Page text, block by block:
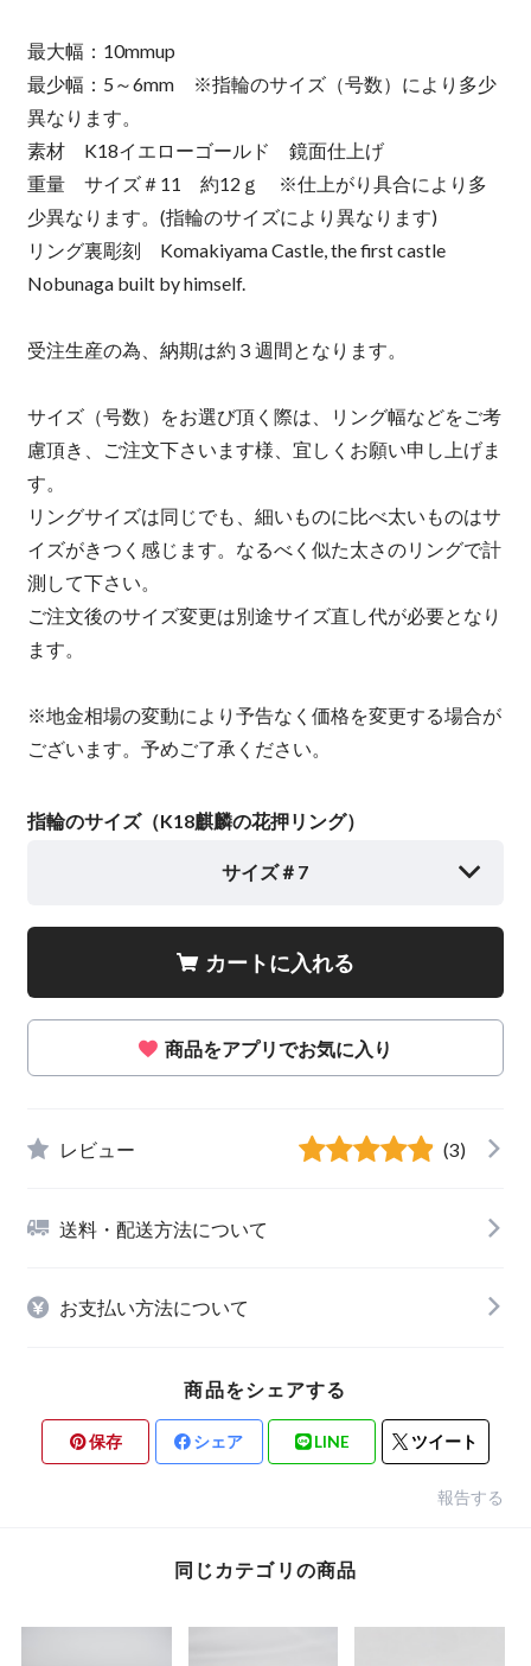
最大幅：10mmup
最少幅：5～6mm ※指輪のサイズ（号数）により多少
異なります。
素材 K18イエローゴールド 鏡面仕上げ
重量 サイズ＃11 約12ｇ ※仕上がり具合により多
少異なります。(指輪のサイズにより異なります)
リング裏彫刻 Komakiyama Castle, the first castle
Nobunaga built by himself.
受注生産の為、納期は約３週間となります。
サイズ（号数）をお選び頂く際は、リング幅などをご考
慮頂き、ご注文下さいます様、宜しくお願い申し上げま
す。
リングサイズは同じでも、細いものに比べ太いものはサ
イズがきつく感じます。なるべく似た太さのリングで計
測して下さい。
ご注文後のサイズ変更は別途サイズ直し代が必要となり
ます。
※地金相場の変動により予告なく価格を変更する場合が
ございます。予めご了承ください。
指輪のサイズ（K18麒麟の花押リング）
サイズ＃7
カートに入れる
商品をアプリでお気に入り
レビュー (3)
送料・配送方法について
お支払い方法について
商品をシェアする
保存 シェア LINE ツイート
報告する
同じカテゴリの商品